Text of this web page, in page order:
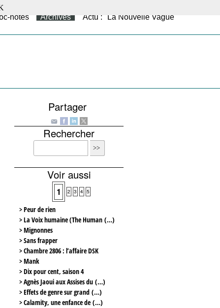
notes Archives
Actu : "La Nouvelle Vague"
Partager
Rechercher
Voir aussi
1 2 3 4 5
> Peur de rien
> La Voix humaine (The Human (…)
> Mignonnes
> Sans frapper
> Chambre 2806 : l’affaire DSK
> Mank
> Dix pour cent, saison 4
> Agnès Jaoui aux Assises du (…)
> Effets de genre sur grand (…)
> Calamity, une enfance de (…)